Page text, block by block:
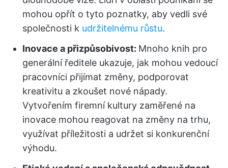
mohou opřít o tyto poznatky, aby vedli své
společnosti k udržitelnému růstu.
Inovace a přizpůsobivost: Mnoho knih pro
generální ředitele ukazuje, jak mohou vedoucí
pracovníci přijímat změny, podporovat
kreativitu a zkoušet nové nápady.
Vytvořením firemní kultury zaměřené na
inovace mohou reagovat na změny na trhu,
využívat příležitosti a udržet si konkurenční
výhodu.